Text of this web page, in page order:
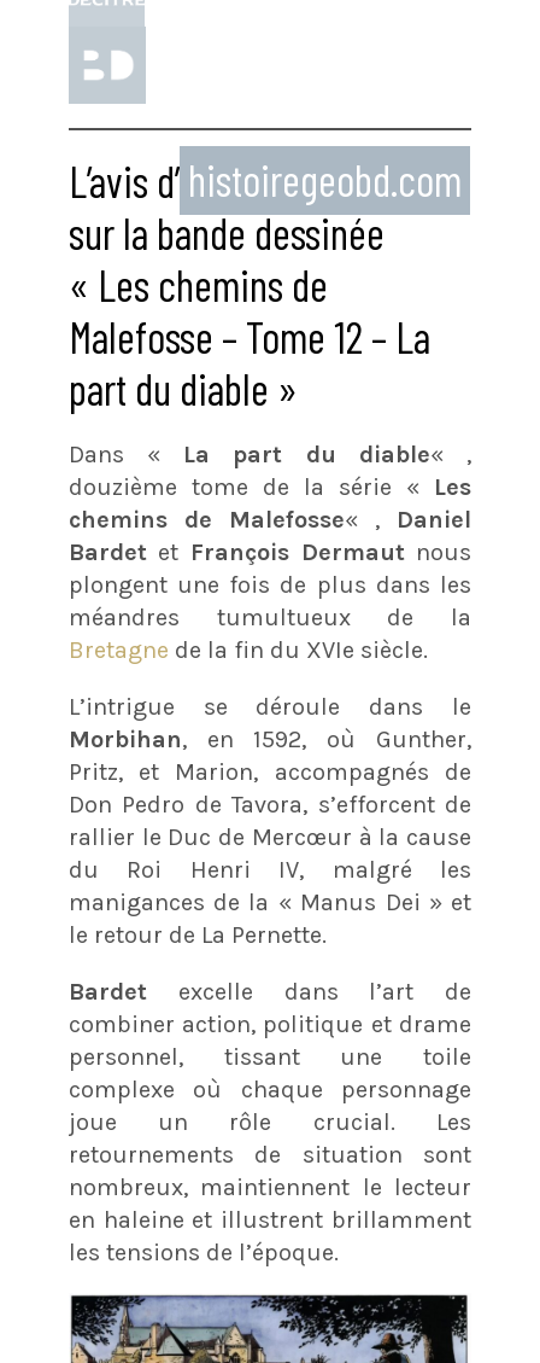
L’avis d’ histoiregeobd.com
sur la bande dessinée
« Les chemins de
Malefosse – Tome 12 – La
part du diable »
Dans « La part du diable« ,
douzième tome de la série « Les
chemins de Malefosse« , Daniel
Bardetet François Dermautnous
plongent une fois de plus dans les
méandres tumultueux de la
Bretagne de la fin du XVIe siècle.
L’intrigue se déroule dans le
Morbihan, en 1592, où Gunther,
Pritz, et Marion, accompagnés de
Don Pedro de Tavora, s’efforcent de
rallier le Duc de Mercœur à la cause
du Roi Henri IV, malgré les
manigances de la « Manus Dei » et
le retour de La Pernette​.
Bardet excelle dans l’art de
combiner action, politique et drame
personnel, tissant une toile
complexe où chaque personnage
joue un rôle crucial. Les
retournements de situation sont
nombreux, maintiennent le lecteur
en haleine et illustrent brillamment
les tensions de l’époque​​.